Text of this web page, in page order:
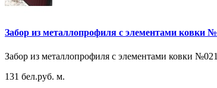
Забор из металлопрофиля с элементами ковки
Забор из металлопрофиля с элементами ковки
131 бел.руб. м.